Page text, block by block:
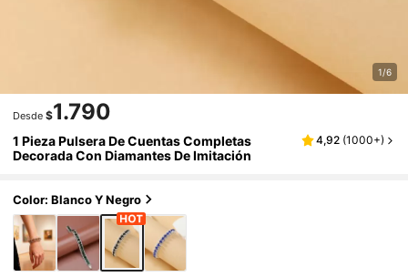
1/6
Desde $1.790
1 Pieza Pulsera De Cuentas Completas
Decorada Con Diamantes De Imitación
4,92 (1000+)
Color: Blanco Y Negro